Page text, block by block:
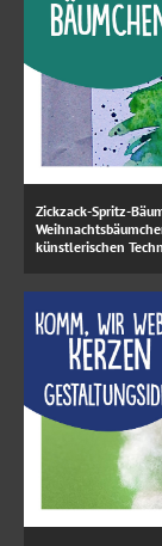
Zickzack-Spritz-
künstlerischen